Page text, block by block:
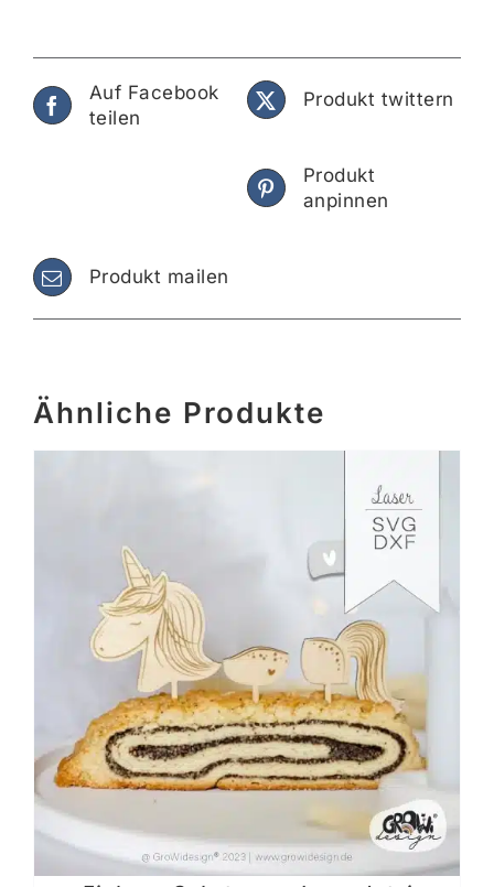
Auf Facebook
teilen
Produkt twittern
Produkt
anpinnen
Produkt mailen
Ähnliche Produkte